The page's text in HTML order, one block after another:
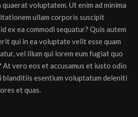
voluptatem. Ut enim ad minima
ullam corporis suscipit
ex ea commodi sequatur? Quis autem
qui in ea voluptate velit esse quam
vel illum qui lorem eum fugiat quo
vero eos et accusamus et iusto odio
blanditiis esentium voluptatum deleniti
et quas.